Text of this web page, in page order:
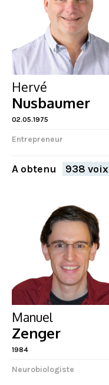
Hervé
Nusbaumer
02.05.1975
Entrepreneur
A obtenu 938 voix
Manuel
Zenger
1984
Neurobiologiste